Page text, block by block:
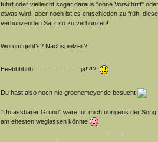
führt oder vielleicht sogar daraus "ohne Vorschrift"
etwas wird, aber noch ist es entschieden zu früh,
verhunzenden Satz so zu verhunzen!
Worum geht's? Nachspielzeit?
Eeehhhhhh...........................ja!?!?!
Du hast also noch nie groenemeyer.de besucht
"Unfassbarer Grund" wäre für mich übrigens der
am ehesten weglassen könnte